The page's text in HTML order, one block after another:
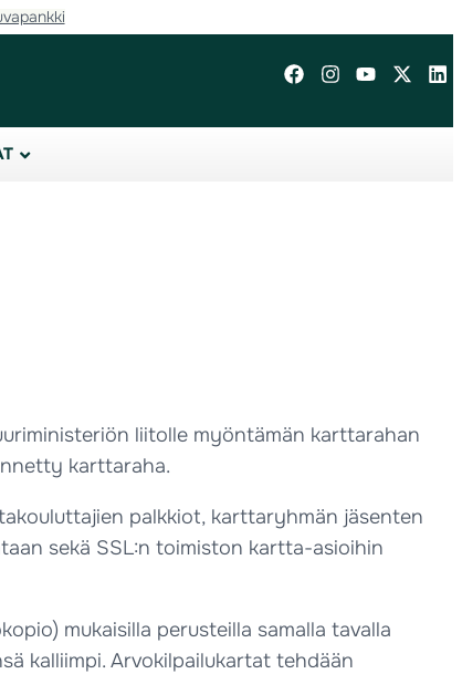
liitolle myöntämän karttarahan
karttaraha.
palkkiot, karttaryhmän jäsenten
sekä SSL:n toimiston kartta-asioihin
mukaisilla perusteilla samalla tavalla
kalliimpi. Arvokilpailukartat tehdään